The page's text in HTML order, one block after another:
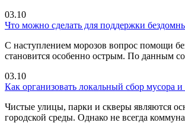
03.10
Что можно сделать для поддержки
С наступлением морозов вопрос помощи
становится особенно острым. По данным
03.10
Как организовать локальный сбор мусора и
Чистые улицы, парки и скверы являются
городской среды. Однако не всегда